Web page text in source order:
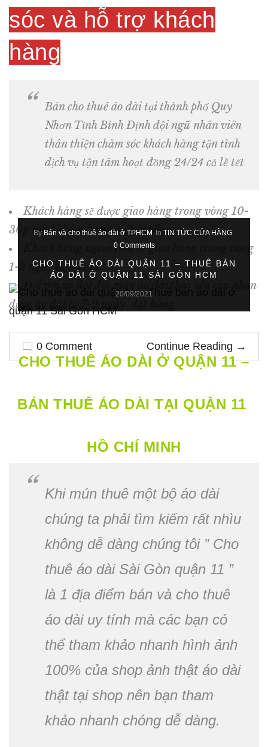
sóc và hỗ trợ khách
hàng
Bán cho thuê áo dài tại thành phố Quy
Nhơn Tỉnh Bình Định đội ngũ nhân viên
thân thiện chăm sóc khách hàng tận tình
dịch vụ tận tâm hoạt đồng 24/24 cả lễ tết
Khách hàng sẽ được giao hàng trong vòng 10-
30p sau khi đặt hàng ở Quy Nhơn
Khách hàng ngoại tỉnh sẽ giao hàng trong vòng
1-3 ngày đặt hàng
Đối với áo dài đặt may áo dài theo yêu cầu nhận
được áo dài từ 7-9 ngày đặt hàng
0 Comment Continue Reading →
By Bán và cho thuê áo dài ở TPHCM In TIN TỨC CỬA HÀNG
0 Comments
CHO THUÊ ÁO DÀI QUẬN 11 – THUÊ BÁN
ÁO DÀI Ở QUẬN 11 SÀI GÒN HCM
20/09/2021
CHO THUÊ ÁO DÀI Ở QUẬN 11 –
BÁN THUÊ ÁO DÀI TẠI QUẬN 11
HỒ CHÍ MINH
Khi mún thuê một bộ áo dài
chúng ta phải tìm kiếm rất nhìu
không dễ dàng chúng tôi ” Cho
thuê áo dài Sài Gòn quận 11 ”
là 1 địa điểm bán và cho thuê
áo dài uy tính mà các bạn có
thể tham khảo nhanh hình ảnh
100% của shop ảnh thật áo dài
thật tại shop nên bạn tham
khảo nhanh chóng dễ dàng.